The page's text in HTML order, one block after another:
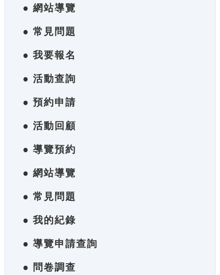
● 網站導覽
● 常見問題
● 我要報名
● 活動查詢
● 預約申請
● 活動回顧
● 導覽預約
● 網站導覽
● 常見問題
● 我的紀錄
● 導覽申請查詢
● 問卷調查